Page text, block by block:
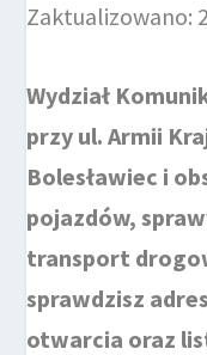
Zaktualizowano:
Wydział
przy ul. Armii
Bolesławiec i
pojazdów,
transport
sprawdzisz
otwarcia oraz